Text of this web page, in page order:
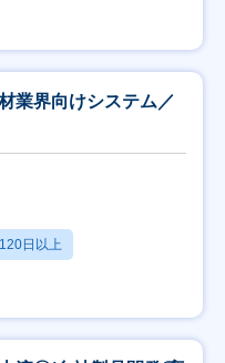
業界向けシステム／
日以上